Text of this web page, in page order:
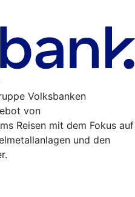
Volksbanken
von
Reisen mit dem Fokus auf
und den